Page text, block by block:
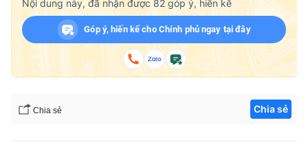
Nội dung này, đã nhận được 82 góp ý, hiến kế
Góp ý, hiến kế cho Chính phủ ngay tại đây
Chia sẻ Chia sẻ